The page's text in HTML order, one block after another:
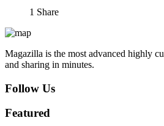
1 Share
Magazilla is the most advanced highly
and sharing in minutes.
Follow Us
Featured